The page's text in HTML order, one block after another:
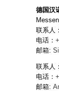
德国汉
联系人：
电话：
邮箱:
联系人：
电话：
邮箱: